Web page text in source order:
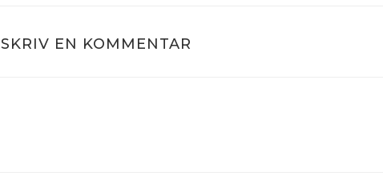
SKRIV EN KOMMENTAR